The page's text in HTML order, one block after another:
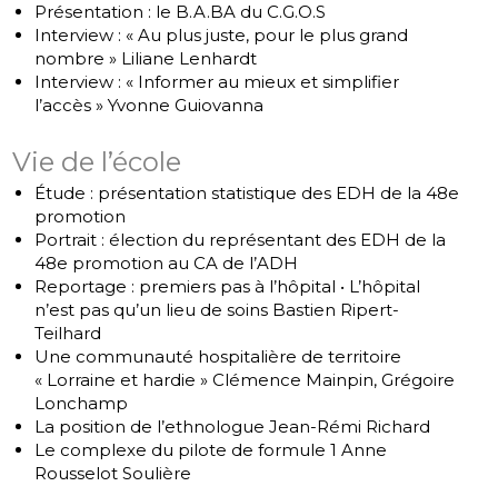
Présentation : le B.A.BA du C.G.O.S
Interview : « Au plus juste, pour le plus grand
nombre » Liliane Lenhardt
Interview : « Informer au mieux et simplifier
l’accès » Yvonne Guiovanna
Vie de l’école
Étude : présentation statistique des EDH de la 48e
promotion
Portrait : élection du représentant des EDH de la
48e promotion au CA de l’ADH
Reportage : premiers pas à l’hôpital • L’hôpital
n’est pas qu’un lieu de soins Bastien Ripert-
Teilhard
Une communauté hospitalière de territoire
« Lorraine et hardie » Clémence Mainpin, Grégoire
Lonchamp
La position de l’ethnologue Jean-Rémi Richard
Le complexe du pilote de formule 1 Anne
Rousselot Soulière